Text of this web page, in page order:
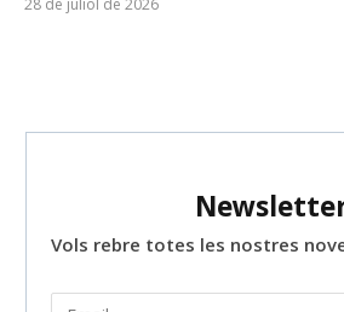
28 de juliol de 2026
Vols rebre totes les nostres